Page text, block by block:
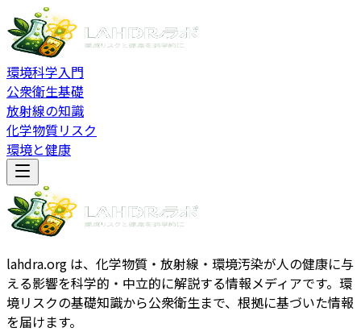
環境科学入門
公衆衛生基礎
放射線の知識
化学物質リスク
環境と健康
lahdra.org は、化学物質・放射線・環境汚染が人の健康に与
える影響を科学的・中立的に解説する情報メディアです。環
境リスクの基礎知識から公衆衛生まで、根拠に基づいた情報
を届けます。